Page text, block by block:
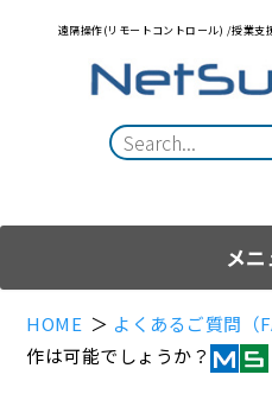
遠隔操作(リモートコントロール) /授業支
メニ
HOME ＞ よくあるご質問（
作は可能でしょうか？